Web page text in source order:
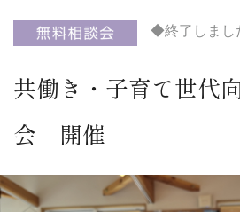
◆終了しまし
共働き・子育て世代
会 開催